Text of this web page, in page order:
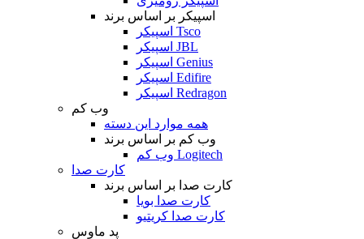
اسپیکر بر اساس برند
اسپیکر Tsco
اسپیکر JBL
اسپیکر Genius
اسپیکر Edifire
اسپیکر Redragon
وب کم
همه موارد این دسته
وب کم بر اساس برند
وب کم Logitech
کارت صدا
کارت صدا بر اساس برند
کارت صدا بویا
کارت صدا کریتیو
پد ماوس